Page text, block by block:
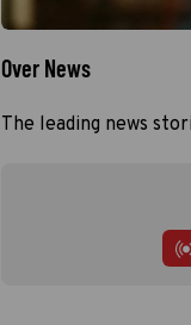
Over News
The leading news